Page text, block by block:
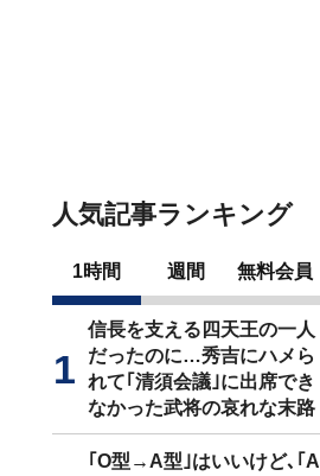
人気記事ランキング
1時間 週間 無料会員
信長を支える四天王の一人
だったのに…秀吉にハメら
れて｢清須会議｣に出席でき
なかった武将の哀れな末路
｢O型→A型｣はいいけど､｢A